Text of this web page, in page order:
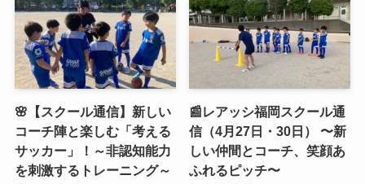
🌸【スクール通信】新しい
コーチ陣と楽しむ「考える
サッカー」！～非認知能力
を刺激するトレーニング～
📰レアッシ福岡スクール通
信（4月27日・30日） 〜新
しい仲間とコーチ、笑顔あ
ふれるピッチ〜